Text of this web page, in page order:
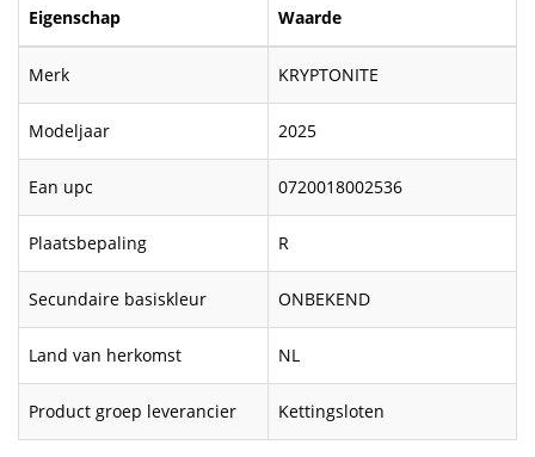
Eigenschap Waarde
Merk KRYPTONITE
Modeljaar 2025
Ean upc 0720018002536
Plaatsbepaling R
Secundaire basiskleur ONBEKEND
Land van herkomst NL
Product groep leverancier Kettingsloten